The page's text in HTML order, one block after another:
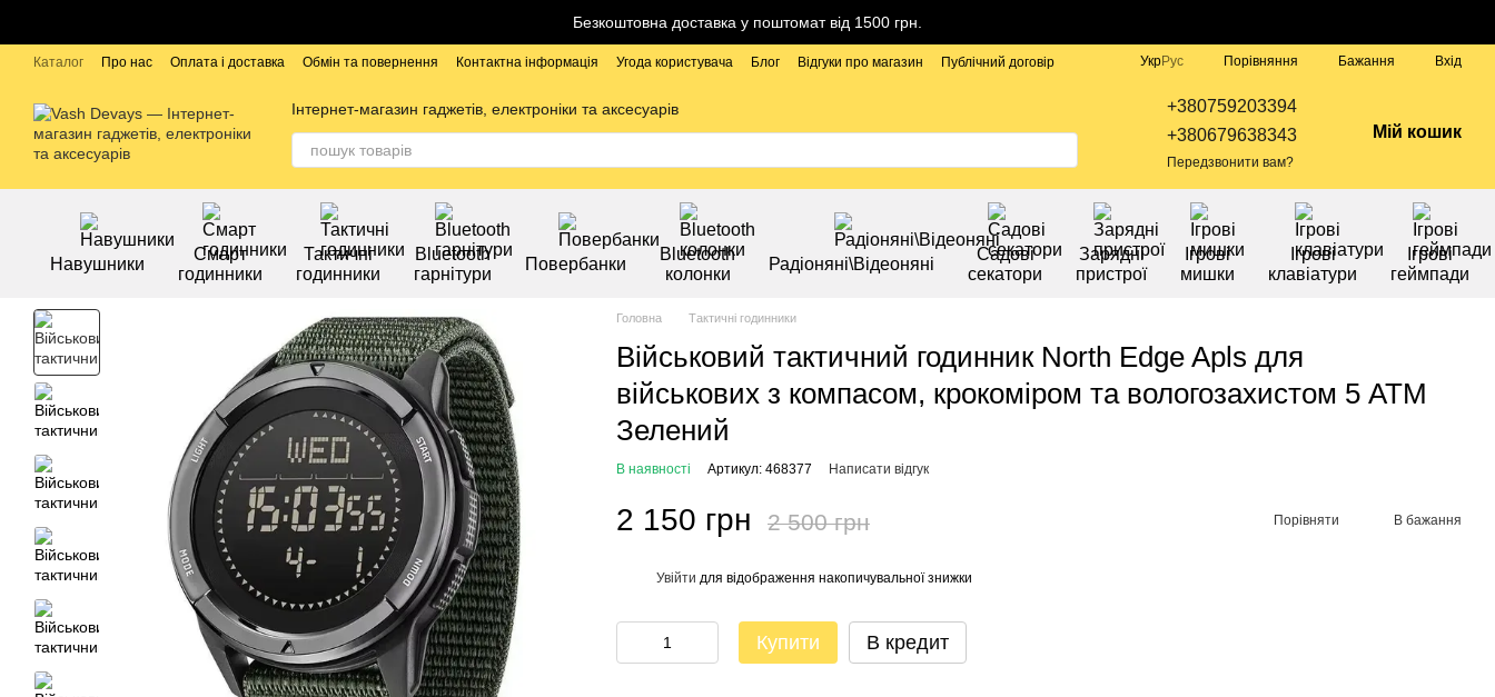
Безкоштовна доставка у поштомат від 1500 грн.
Каталог Про нас Оплата і доставка Обмін та повернення Контактна інформація Угода користувача Блог Відгуки про магазин
Публічний договір
УкрРус Порівняння Бажання Вхід
Інтернет-магазин гаджетів, електроніки та аксесуарів
+380759203394
+380679638343
Передзвонити вам?
Мій кошик
Навушники
Смарт
годинники
Тактичні
годинники
Bluetooth
гарнітури
Повербанки
Bluetooth
колонки
Радіоняні\Відеоняні
Садові
секатори
Зарядні
пристрої
Ігрові
мишки
Ігрові
клавіатури
Ігрові
геймпади
Головна Тактичні годинники
Військовий тактичний годинник North Edge Apls для
військових з компасом, крокоміром та вологозахистом 5 ATM
Зелений
В наявності Артикул: 468377 Написати відгук
2 150 грн 2 500 грн Порівняти В бажання
Увійти для відображення накопичувальної знижки
Купити В кредит